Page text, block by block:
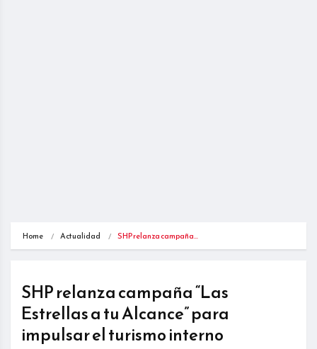
Home Actualidad SHP relanza campaña…
SHP relanza campaña “Las
Estrellas a tu Alcance” para
impulsar el turismo interno